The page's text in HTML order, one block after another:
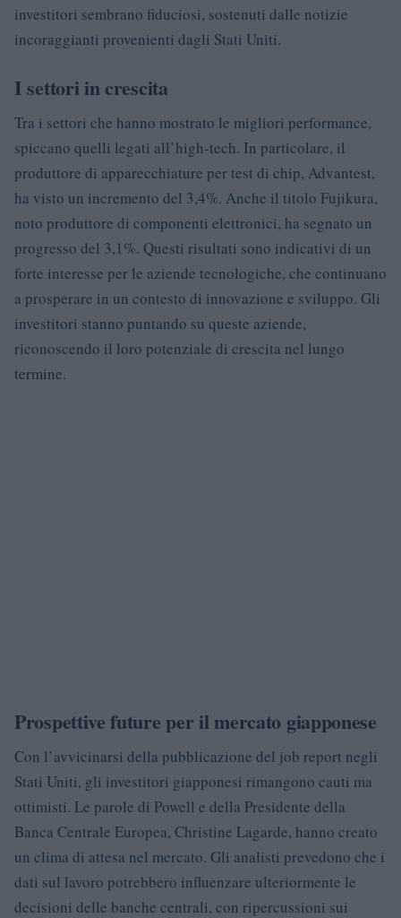
investitori sembrano fiduciosi, sostenuti dalle notizie
incoraggianti provenienti dagli Stati Uniti.
I settori in crescita
Tra i settori che hanno mostrato le migliori performance,
spiccano quelli legati all’high-tech. In particolare, il
produttore di apparecchiature per test di chip, Advantest,
ha visto un incremento del 3,4%. Anche il titolo Fujikura,
noto produttore di componenti elettronici, ha segnato un
progresso del 3,1%. Questi risultati sono indicativi di un
forte interesse per le aziende tecnologiche, che continuano
a prosperare in un contesto di innovazione e sviluppo. Gli
investitori stanno puntando su queste aziende,
riconoscendo il loro potenziale di crescita nel lungo
termine.
Prospettive future per il mercato giapponese
Con l’avvicinarsi della pubblicazione del job report negli
Stati Uniti, gli investitori giapponesi rimangono cauti ma
ottimisti. Le parole di Powell e della Presidente della
Banca Centrale Europea, Christine Lagarde, hanno creato
un clima di attesa nel mercato. Gli analisti prevedono che i
dati sul lavoro potrebbero influenzare ulteriormente le
decisioni delle banche centrali, con ripercussioni sui